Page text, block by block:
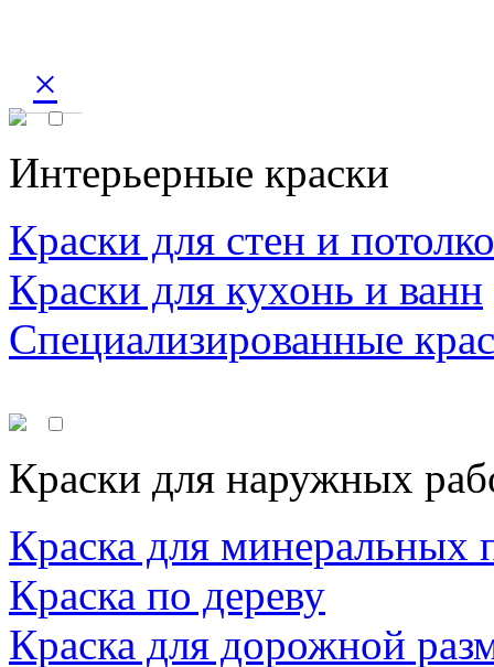
×
Интерьерные краски
Краски для стен и
Краски для кухонь и ванн
Специализированные
Краски для наружных
Краска для минеральных
Краска по дереву
Краска для дорожной